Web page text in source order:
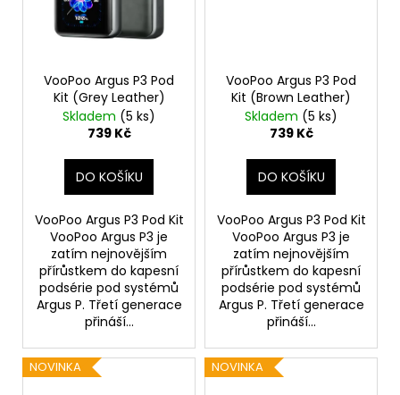
VooPoo Argus P3 Pod
Kit (Grey Leather)
Skladem (5 ks)
739 Kč
DO KOŠÍKU
VooPoo Argus P3 Pod Kit
VooPoo Argus P3 je
zatím nejnovějším
přírůstkem do kapesní
podsérie pod systémů
Argus P. Třetí generace
přináší...
VooPoo Argus P3 Pod
Kit (Brown Leather)
Skladem (5 ks)
739 Kč
DO KOŠÍKU
VooPoo Argus P3 Pod Kit
VooPoo Argus P3 je
zatím nejnovějším
přírůstkem do kapesní
podsérie pod systémů
Argus P. Třetí generace
přináší...
NOVINKA NOVINKA